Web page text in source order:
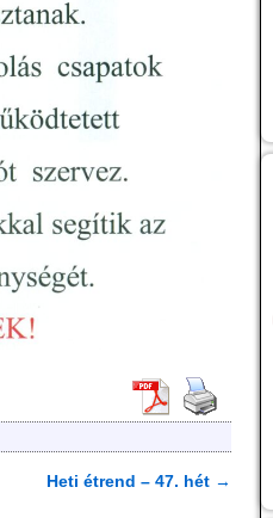
Heti étrend – 47. hét →